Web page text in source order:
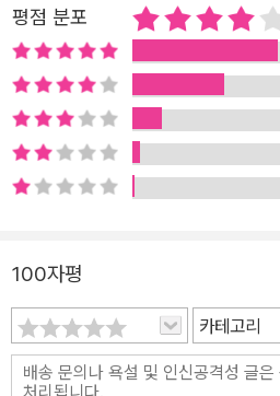
의 전형적 꼰대인 남훈 씨는 그 성격답
신의 굴착기 자랑만 잔뜩 늘어놓은 뒤
롭힌다. 원만히 거래가 성사되기 만무
고 이후 남훈 씨는 몇 명의 거래자를
없다. “어떤 언어형식을 배운다는 건 새로운 관계를 준비하는 것과 같
지요. 이 언어는 미래의 언어입니다.
보다 잘 알고 있다. 반평생을 굴착기 기
한 뒤 스스로를 변화시키기 위한 과제
를 하나씩 해결해나가는 것, 어쩌면 이
이루어야 할 최종 목표일지 모른다. 일
평점 분포
100자평
카테고리